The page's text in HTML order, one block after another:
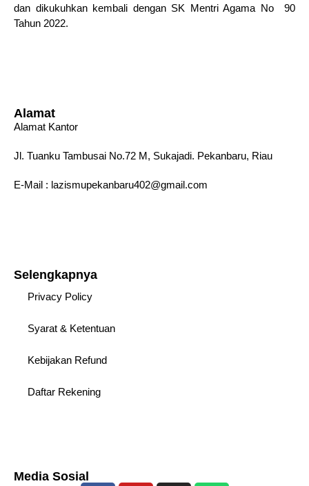
dan dikukuhkan kembali dengan SK Mentri Agama No 90
Tahun 2022.
Alamat
Alamat Kantor
Jl. Tuanku Tambusai No.72 M, Sukajadi. Pekanbaru, Riau
E-Mail : lazismupekanbaru402@gmail.com
Selengkapnya
Privacy Policy
Syarat & Ketentuan
Kebijakan Refund
Daftar Rekening
Media Sosial